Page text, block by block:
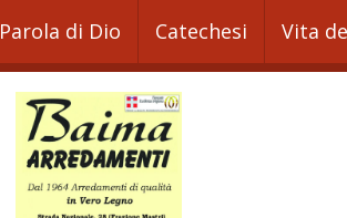
Parola di Dio Catechesi Vita